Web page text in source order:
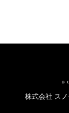
株式会社 ス